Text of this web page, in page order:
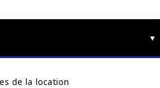
de la location